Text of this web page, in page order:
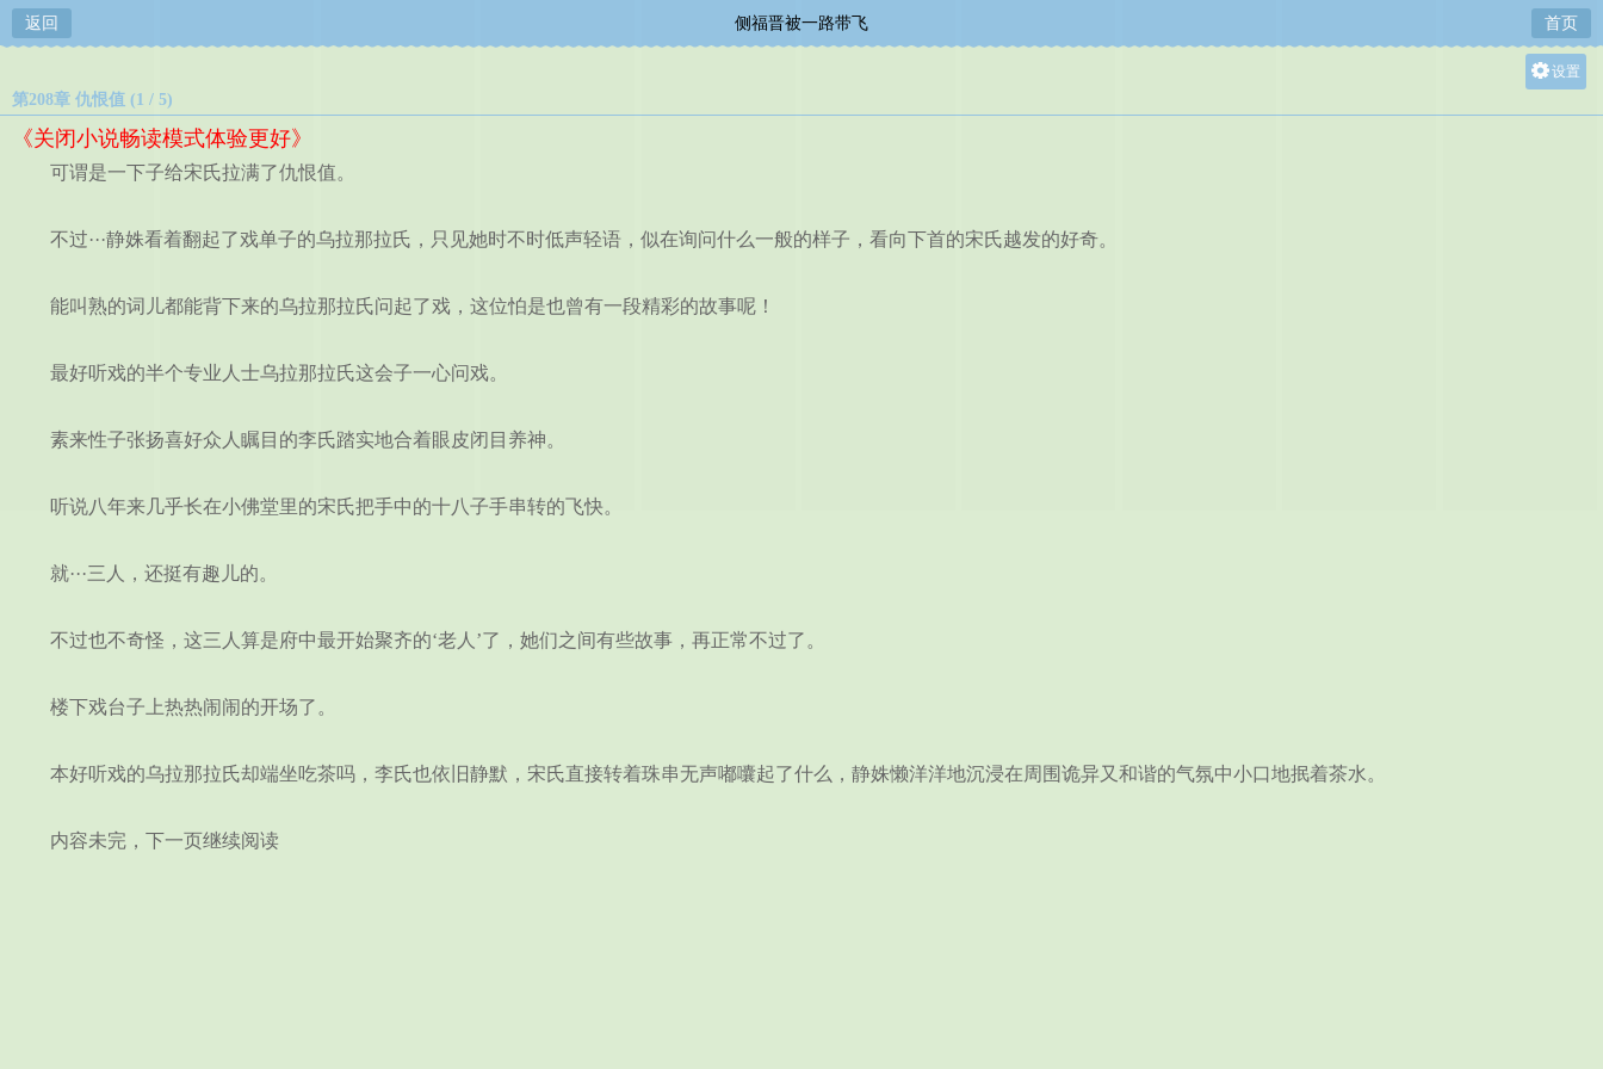
返回 侧福晋被一路带飞 首页
设置
第208章 仇恨值 (1 / 5)
《关闭小说畅读模式体验更好》
可谓是一下子给宋氏拉满了仇恨值。
不过···静姝看着翻起了戏单子的乌拉那拉氏，只见她时不时低声轻语，似在询问什么一般的样子，看向下首的宋氏越发的好奇。
能叫熟的词儿都能背下来的乌拉那拉氏问起了戏，这位怕是也曾有一段精彩的故事呢！
最好听戏的半个专业人士乌拉那拉氏这会子一心问戏。
素来性子张扬喜好众人瞩目的李氏踏实地合着眼皮闭目养神。
听说八年来几乎长在小佛堂里的宋氏把手中的十八子手串转的飞快。
就···三人，还挺有趣儿的。
不过也不奇怪，这三人算是府中最开始聚齐的‘老人’了，她们之间有些故事，再正常不过了。
楼下戏台子上热热闹闹的开场了。
本好听戏的乌拉那拉氏却端坐吃茶吗，李氏也依旧静默，宋氏直接转着珠串无声嘟囔起了什么，静姝懒洋洋地沉浸在周围诡异又和谐的气氛中小口地抿着茶水。
内容未完，下一页继续阅读